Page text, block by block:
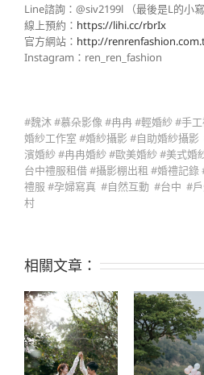
Line諮詢：@siv2199l （最後是L的小寫
線上預約： https://lihi.cc/rbrIx
官方網站： http://
Instagram：ren_ren_fashion
#魏沐 #慕朵影像 #冉冉 #輕婚紗 #手
婚紗工作室 #婚紗攝影 #自助婚紗攝
濱婚紗 #冉冉婚紗 #歐美婚紗 #美式婚
台中禮服租借 #攝影棚出租 #婚禮記
禮服 #孕婦寫真 #自然互動 #台中 #
村
相關文章：